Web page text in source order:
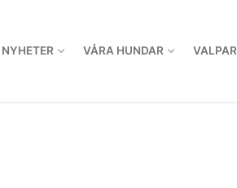
NYHETER VÅRA HUNDAR VALPAR